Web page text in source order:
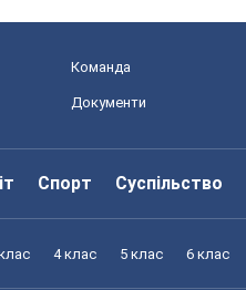
Команда
Документи
Спорт Суспільство
4 клас 5 клас 6 клас